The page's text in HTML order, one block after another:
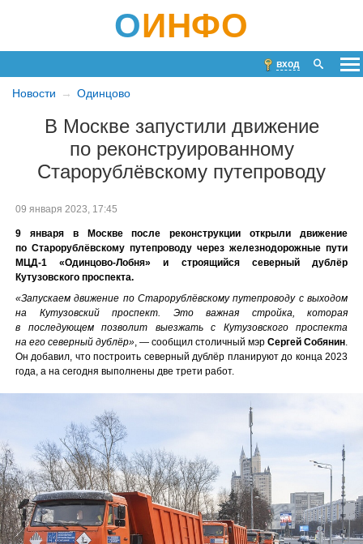
ОИНФО
вход
Новости Одинцово
В Москве запустили движение
по реконструированному
Старорублёвскому путепроводу
09 января 2023, 17:45
9 января в Москве после реконструкции открыли движение
по Старорублёвскому путепроводу через железнодорожные пути
МЦД-1 «Одинцово-Лобня» и строящийся северный дублёр
Кутузовского проспекта.
«Запускаем движение по Старорублёвскому путепроводу с выходом
на Кутузовский проспект. Это важная стройка, которая
в последующем позволит выезжать с Кутузовского проспекта
на его северный дублёр» , — сообщил столичный мэр Сергей Собянин
Он добавил, что построить северный дублёр планируют до конца 2023
года, а на сегодня выполнены две трети работ.